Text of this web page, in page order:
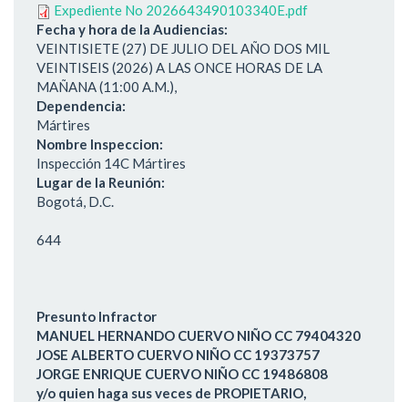
Expediente No 2026643490103340E.pdf
Fecha y hora de la Audiencias:
VEINTISIETE (27) DE JULIO DEL AÑO DOS MIL
VEINTISEIS (2026) A LAS ONCE HORAS DE LA
MAÑANA (11:00 A.M.),
Dependencia:
Mártires
Nombre Inspeccion:
Inspección 14C Mártires
Lugar de la Reunión:
Bogotá, D.C.
644
Presunto Infractor
MANUEL HERNANDO CUERVO NIÑO CC 79404320
JOSE ALBERTO CUERVO NIÑO CC 19373757
JORGE ENRIQUE CUERVO NIÑO CC 19486808
y/o quien haga sus veces de PROPIETARIO,